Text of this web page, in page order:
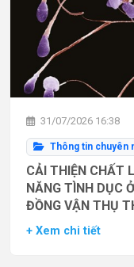
31/07/2026 16:38
Thông tin chuyên
CẢI THIỆN CHẤT
NĂNG TÌNH DỤC
ĐỒNG VẬN THỤ
+ Xem chi tiết